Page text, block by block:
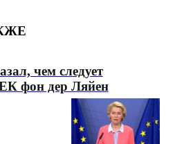
чем следует
ЕК фон дер Ляйен